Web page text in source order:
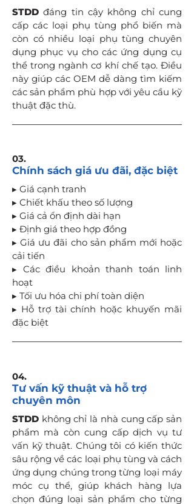
STDDđáng tin cậy không chỉ cung
cấp các loại phụ tùng phổ biến mà
còn có nhiều loại phụ tùng chuyên
dụng phục vụ cho các ứng dụng cụ
thể trong ngành cơ khí chế tạo. Điều
này giúp các OEM dễ dàng tìm kiếm
các sản phẩm phù hợp với yêu cầu kỹ
thuật đặc thù.
03.
Chính sách giá ưu đãi, đặc biệt
▸ Giá cạnh tranh
▸ Chiết khấu theo số lượng
▸ Giá cả ổn định dài hạn
▸ Định giá theo hợp đồng
▸ Giá ưu đãi cho sản phẩm mới hoặc
cải tiến
▸ Các điều khoản thanh toán linh
hoạt
▸ Tối ưu hóa chi phí toàn diện
▸ Hỗ trợ tài chính hoặc khuyến mãi
đặc biệt
04.
Tư vấn kỹ thuật và hỗ trợ
chuyên môn
STDD không chỉ là nhà cung cấp sản
phẩm mà còn cung cấp dịch vụ tư
vấn kỹ thuật. Chúng tôi có kiến thức
sâu rộng về các loại phụ tùng và cách
ứng dụng chúng trong từng loại máy
móc cụ thể, giúp khách hàng lựa
chọn đúng loại sản phẩm cho từng